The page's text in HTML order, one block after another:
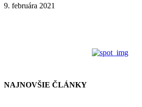
9. februára 2021
NAJNOVŠIE ČLÁNKY